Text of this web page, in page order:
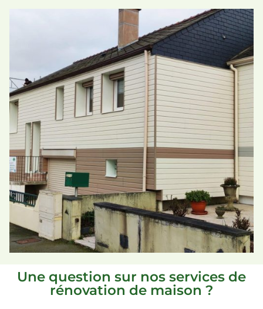
Une question sur nos services de
rénovation de maison ?